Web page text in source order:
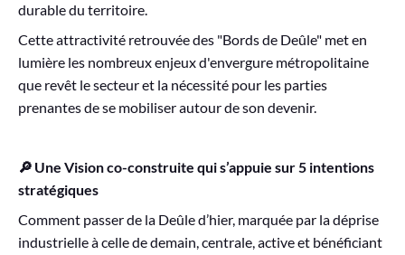
durable du territoire.
Cette attractivité retrouvée des "Bords de Deûle" met en
lumière les nombreux enjeux d'envergure métropolitaine
que revêt le secteur et la nécessité pour les parties
prenantes de se mobiliser autour de son devenir.
🔎 Une Vision co-construite qui s’appuie sur 5 intentions
stratégiques
Comment passer de la Deûle d’hier, marquée par la déprise
industrielle à celle de demain, centrale, active et bénéficiant